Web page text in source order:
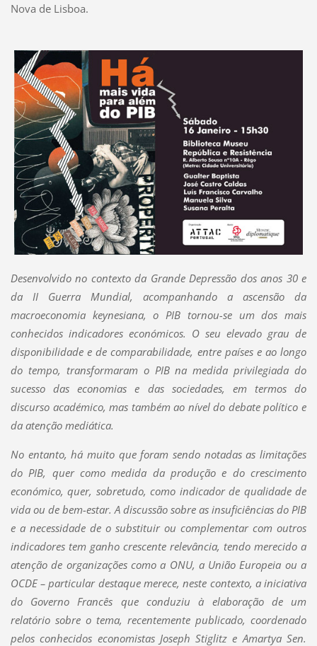
Nova de Lisboa.
Desenvolvido no contexto da Grande Depressão dos anos 30 e
da II Guerra Mundial, acompanhando a ascensão da
macroeconomia keynesiana, o PIB tornou-se um dos mais
conhecidos indicadores económicos. O seu elevado grau de
disponibilidade e de comparabilidade, entre países e ao longo
do tempo, transformaram o PIB na medida privilegiada do
sucesso das economias e das sociedades, em termos do
discurso académico, mas também ao nível do debate político e
da atenção mediática.
No entanto, há muito que foram sendo notadas as limitações
do PIB, quer como medida da produção e do crescimento
económico, quer, sobretudo, como indicador de qualidade de
vida ou de bem-estar. A discussão sobre as insuficiências do PIB
e a necessidade de o substituir ou complementar com outros
indicadores tem ganho crescente relevância, tendo merecido a
atenção de organizações como a ONU, a União Europeia ou a
OCDE – particular destaque merece, neste contexto, a iniciativa
do Governo Francês que conduziu à elaboração de um
relatório sobre o tema, recentemente publicado, coordenado
pelos conhecidos economistas Joseph Stiglitz e Amartya Sen.